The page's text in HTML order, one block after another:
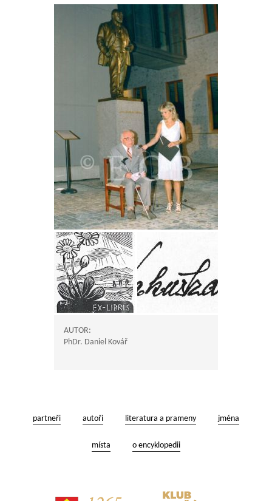
AUTOR:
PhDr. Daniel Kovář
partneři autoři literatura a prameny jména
místa o encyklopedii